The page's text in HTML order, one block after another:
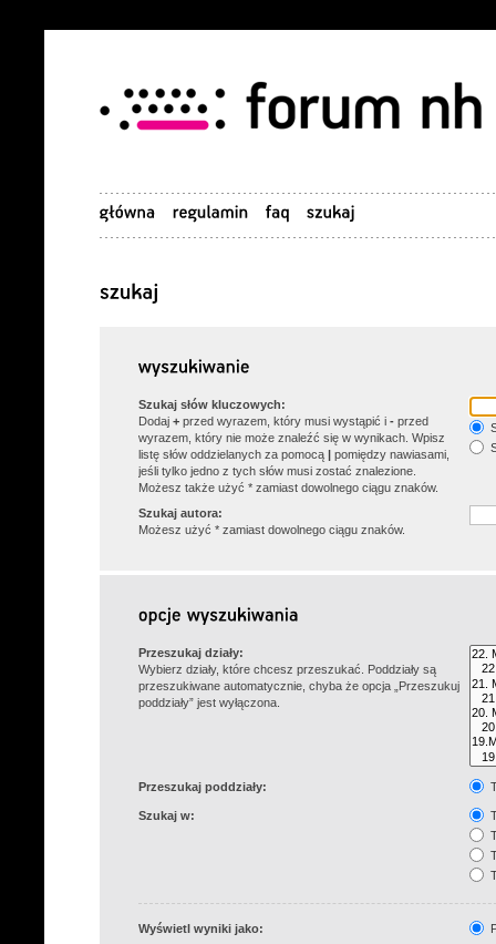
Szukaj słów kluczowych:
Dodaj + przed wyrazem, który musi wystąpić i - przed
wyrazem, który nie może znaleźć się w wynikach. Wpisz
listę słów oddzielanych za pomocą
pomiędzy nawiasami,
jeśli tylko jedno z tych słów musi zostać znalezione.
Możesz także użyć * zamiast dowolnego ciągu znaków.
Szukaj autora:
Możesz użyć * zamiast dowolnego ciągu znaków.
Przeszukaj działy:
Wybierz działy, które chcesz przeszukać. Poddziały są
przeszukiwane automatycznie, chyba że opcja „Przeszukuj
poddziały” jest wyłączona.
Przeszukaj poddziały:
Szukaj w:
Wyświetl wyniki jako: